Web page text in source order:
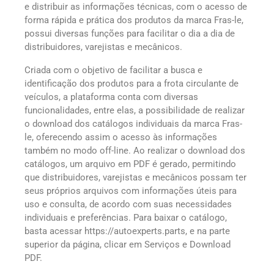
e distribuir as informações técnicas, com o acesso de
forma rápida e prática dos produtos da marca Fras-le,
possui diversas funções para facilitar o dia a dia de
distribuidores, varejistas e mecânicos.
Criada com o objetivo de facilitar a busca e
identificação dos produtos para a frota circulante de
veículos, a plataforma conta com diversas
funcionalidades, entre elas, a possibilidade de realizar
o download dos catálogos individuais da marca Fras-
le, oferecendo assim o acesso às informações
também no modo off-line. Ao realizar o download dos
catálogos, um arquivo em PDF é gerado, permitindo
que distribuidores, varejistas e mecânicos possam ter
seus próprios arquivos com informações úteis para
uso e consulta, de acordo com suas necessidades
individuais e preferências. Para baixar o catálogo,
basta acessar https://autoexperts.parts, e na parte
superior da página, clicar em Serviços e Download
PDF.